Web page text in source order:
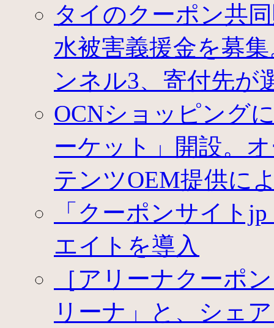
タイのクーポン共
水被害義援金を募
ンネル3、寄付先が
OCNショッピング
ーケット」開設。
テンツOEM提供に
「クーポンサイト
エイトを導入
［アリーナクーポ
リーナ」と、シェ